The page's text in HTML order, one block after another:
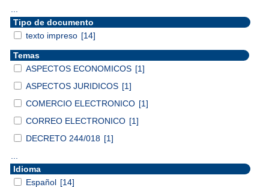
Tipo de documento
texto impreso [14]
Temas
ASPECTOS ECONOMICOS [1]
ASPECTOS JURIDICOS [1]
COMERCIO ELECTRONICO [1]
CORREO ELECTRONICO [1]
DECRETO 244/018 [1]
Idioma
Español [14]